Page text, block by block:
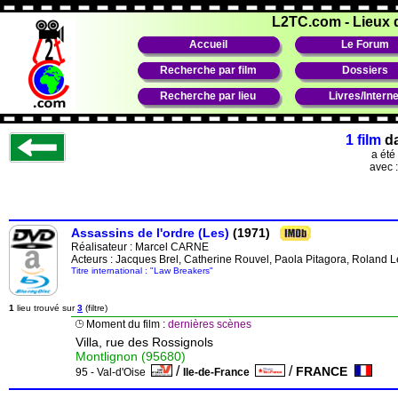
L2TC.com - Lieux
Accueil Le Forum
Recherche par film Dossiers
Recherche par lieu Livres/
1 film
a
avec
Assassins de l'ordre (Les) (1971)
Réalisateur : Marcel CARNE
Acteurs : Jacques Brel, Catherine Rouvel, Paola Pitagora, Roland
Titre international : "Law Breakers"
1 lieu trouvé sur3 (filtre)
Moment du film : dernières scènes
Villa, rue des Rossignols
Montlignon (95680)
95 - Val-d'Oise / Ile-de-France / FRANCE